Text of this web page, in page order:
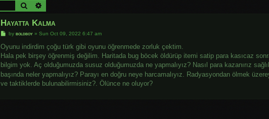
Search
Hayatta Kalma
P
s
t
byboldboy »Sun Oct 09, 2022 6:47 am
Oyunu indirdim çoğu türk gibi oyunu öğrenmede zorluk çektim.
Hala pek birşey öğrenmiş değilim. Haritada bug böcek öldürüp itemi satip para kasıcaz
bilgim yok. Aç olduğumuzda susuz olduğumuzda ne yapmalıyız? Nasıl para kazanırız
başında neler yapmalıyız? Parayı en doğru neye harcamalıyız. Radyasyondan ölmek
ve taktiklerde bulunabilirmisiniz?. Ölünce ne oluyor?